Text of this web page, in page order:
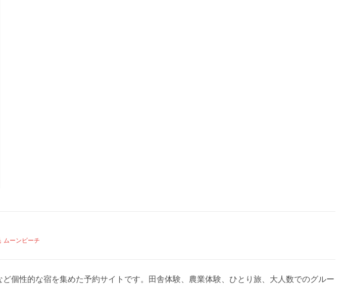
ムーンビーチ
個性的な宿を集めた予約サイトです。田舎体験、農業体験、ひとり旅、大人数でのグルー